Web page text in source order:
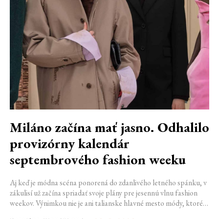
Miláno začína mať jasno. Odhalilo
provizórny kalendár
septembrového fashion weeku
Aj keď je módna scéna ponorená do zdanlivého letného spánku, v
zákulisí už začína spriadať svoje plány pre jesennú vlnu fashion
weekov. Výnimkou nie je ani talianske hlavné mesto módy, ktoré